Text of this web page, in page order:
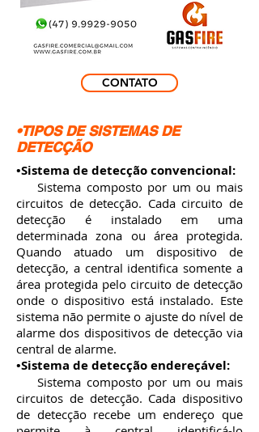
CONTATO
•TIPOS DE SISTEMAS DE
DETECÇÃO
•Sistema de detecção convencional:
Sistema composto por um ou mais
circuitos de detecção. Cada circuito de
detecção é instalado em uma
determinada zona ou área protegida.
Quando atuado um dispositivo de
detecção, a central identifica somente a
área protegida pelo circuito de detecção
onde o dispositivo está instalado. Este
sistema não permite o ajuste do nível de
alarme dos dispositivos de detecção via
central de alarme.
•Sistema de detecção endereçável:
Sistema composto por um ou mais
circuitos de detecção. Cada dispositivo
de detecção recebe um endereço que